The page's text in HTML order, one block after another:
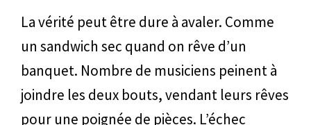
La vérité peut être dure à avaler. Comme
un sandwich sec quand on rêve d’un
banquet. Nombre de musiciens peinent à
joindre les deux bouts, vendant leurs rêves
pour une poignée de pièces. L’échec